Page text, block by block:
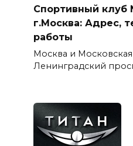
Спортивный клуб
г.Москва: Адрес,
работы
Москва и
Ленинградский